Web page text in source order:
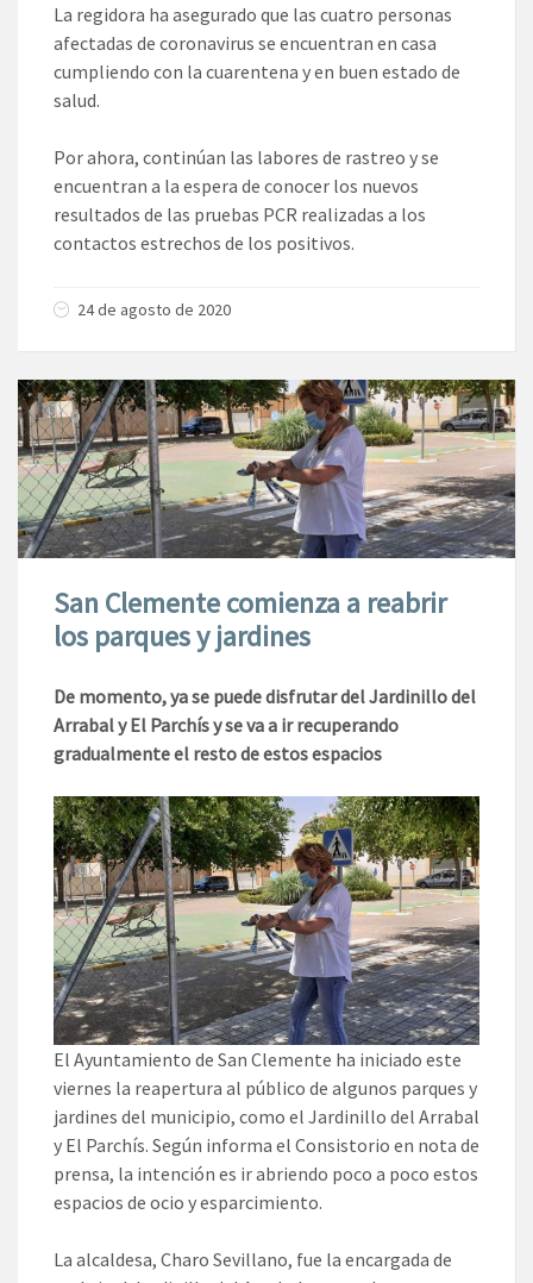
La regidora ha asegurado que las cuatro personas
afectadas de coronavirus se encuentran en casa
cumpliendo con la cuarentena y en buen estado de
salud.
Por ahora, continúan las labores de rastreo y se
encuentran a la espera de conocer los nuevos
resultados de las pruebas PCR realizadas a los
contactos estrechos de los positivos.
24 de agosto de 2020
San Clemente comienza a reabrir
los parques y jardines
De momento, ya se puede disfrutar del Jardinillo del
Arrabal y El Parchís y se va a ir recuperando
gradualmente el resto de estos espacios
El Ayuntamiento de San Clemente ha iniciado este
viernes la reapertura al público de algunos parques y
jardines del municipio, como el Jardinillo del Arrabal
y El Parchís. Según informa el Consistorio en nota de
prensa, la intención es ir abriendo poco a poco estos
espacios de ocio y esparcimiento.
La alcaldesa, Charo Sevillano, fue la encargada de